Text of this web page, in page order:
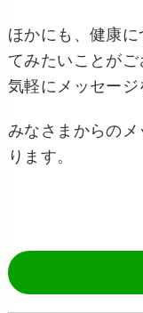
ほかにも、健康
てみたいことが
気軽にメッセージ
みなさまからの
ります。